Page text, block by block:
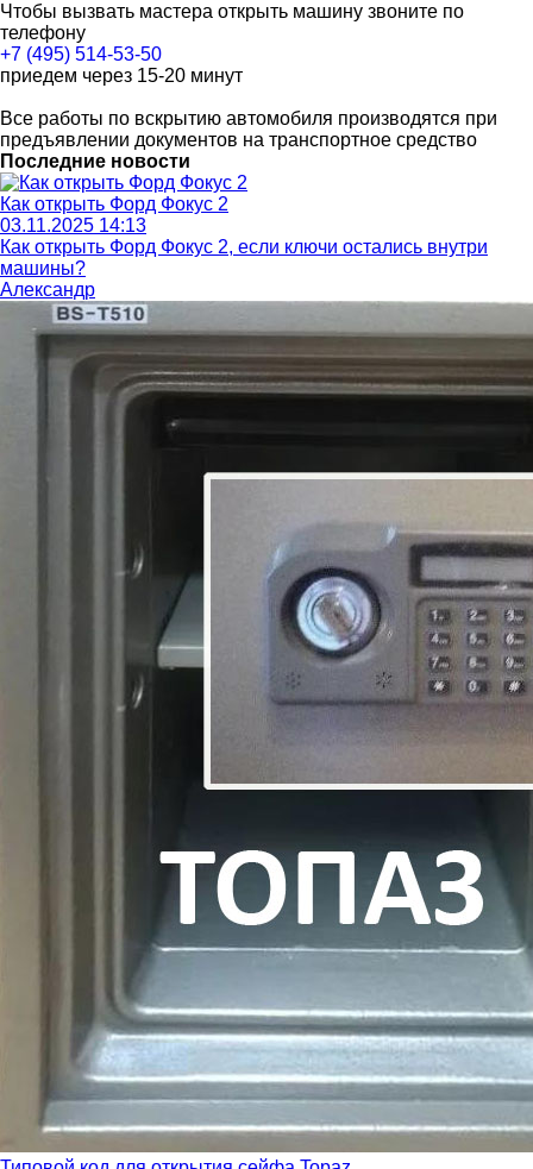
Чтобы вызвать мастера открыть машину звоните по
телефону
+7 (495) 514-53-50
приедем через 15-20 минут
Все работы по вскрытию автомобиля производятся при
предъявлении документов на транспортное средство
Последние новости
Как открыть Форд Фокус 2
03.11.2025 14:13
Как открыть Форд Фокус 2, если ключи остались внутри
машины?
Александр